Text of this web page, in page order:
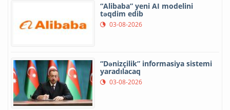
“Alibaba” yeni AI modelini
təqdim edib
03-08-2026
“Dənizçilik” informasiya sistemi
yaradılacaq
03-08-2026